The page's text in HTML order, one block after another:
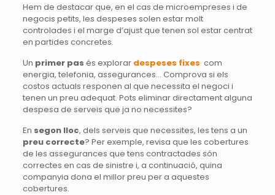
Hem de destacar que, en el cas de microempreses i de
negocis petits, les despeses solen estar molt
controlades i el marge d’ajust que tenen sol estar centrat
en partides concretes.
Un primer pas és explorar despeses fixes com
energia, telefonia, assegurances… Comprova si els
costos actuals responen al que necessita el negoci i
tenen un preu adequat. Pots eliminar directament alguna
despesa de serveis que ja no necessites?
En segon lloc, dels serveis que necessites, les tens a un
preu correcte? Per exemple, revisa que les cobertures
de les assegurances que tens contractades són
correctes en cas de sinistre i, a continuació, quina
companyia dona el millor preu per a aquestes
cobertures.